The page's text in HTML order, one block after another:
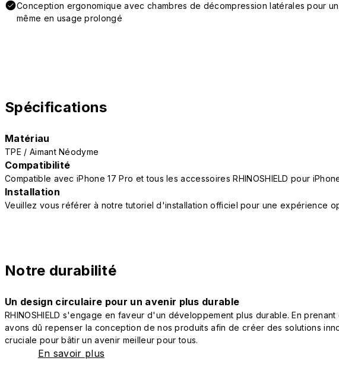
Conception ergonomique avec chambres de décompression latérales pour
même en usage prolongé
Spécifications
Matériau
TPE / Aimant Néodyme
Compatibilité
Compatible avec iPhone 17 Pro et tous les accessoires RHINOSHIELD pour
Installation
Veuillez vous référer à notre tutoriel d'installation officiel pour une expérience
Notre durabilité
Un design circulaire pour un avenir plus durable
RHINOSHIELD s'engage en faveur d'un développement plus durable. En
avons dû repenser la conception de nos produits afin de créer des solutions
cruciale pour bâtir un avenir meilleur pour tous.
En savoir plus